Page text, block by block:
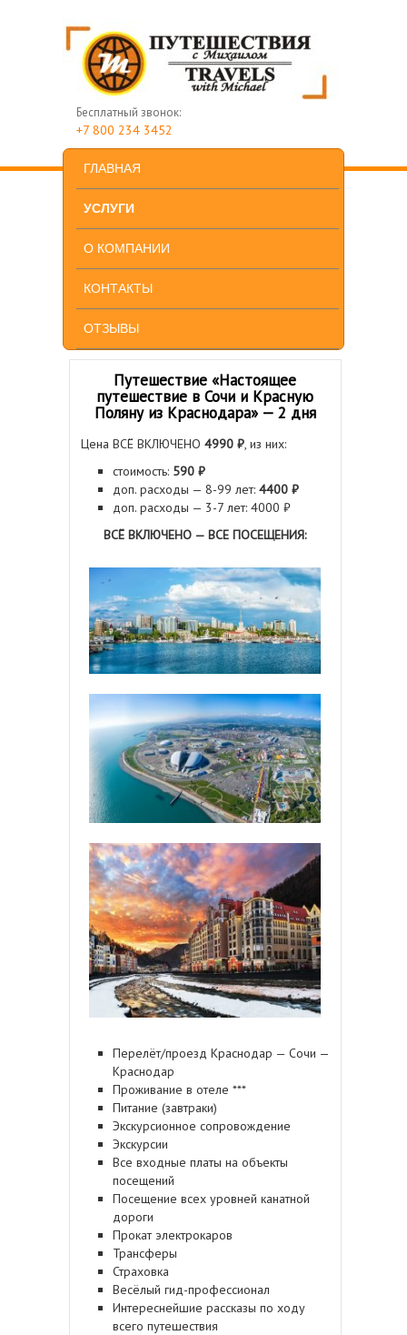
Бесплатный звонок:
+7 800 234 3452
MAIN MENU
SKIP TO PRIMARY CONTENT
SKIP TO SECONDARY CONTENT
ГЛАВНАЯ
УСЛУГИ
О КОМПАНИИ
КОНТАКТЫ
ОТЗЫВЫ
Путешествие «Настоящее
путешествие в Сочи и Красную
Поляну из Краснодара» — 2 дня
Цена ВСЁ ВКЛЮЧЕНО 4990 ₽, из них:
стоимость: 590 ₽
доп. расходы — 8-99 лет: 4400 ₽
доп. расходы — 3-7 лет: 4000 ₽
ВСЁ ВКЛЮЧЕНО — ВСЕ ПОСЕЩЕНИЯ:
Перелёт/проезд Краснодар — Сочи —
Краснодар
Проживание в отеле ***
Питание (завтраки)
Экскурсионное сопровождение
Экскурсии
Все входные платы на объекты
посещений
Посещение всех уровней канатной
дороги
Прокат электрокаров
Трансферы
Страховка
Весёлый гид-профессионал
Интереснейшие рассказы по ходу
всего путешествия